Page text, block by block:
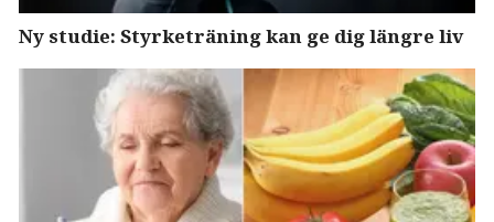
Ny studie: Styrketräning kan ge dig längre liv